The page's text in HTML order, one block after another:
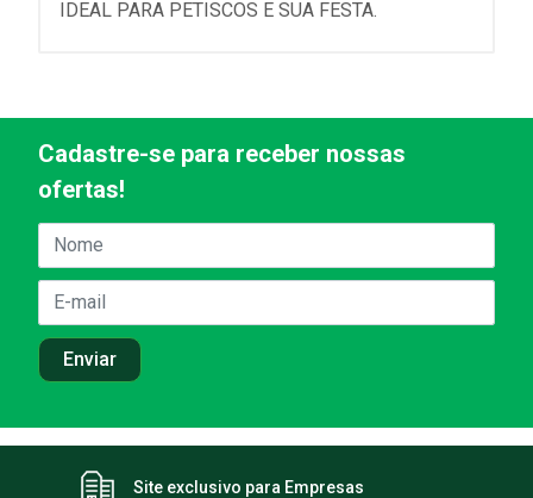
IDEAL PARA PETISCOS E SUA FESTA.
Cadastre-se para receber nossas
ofertas!
Site exclusivo para Empresas